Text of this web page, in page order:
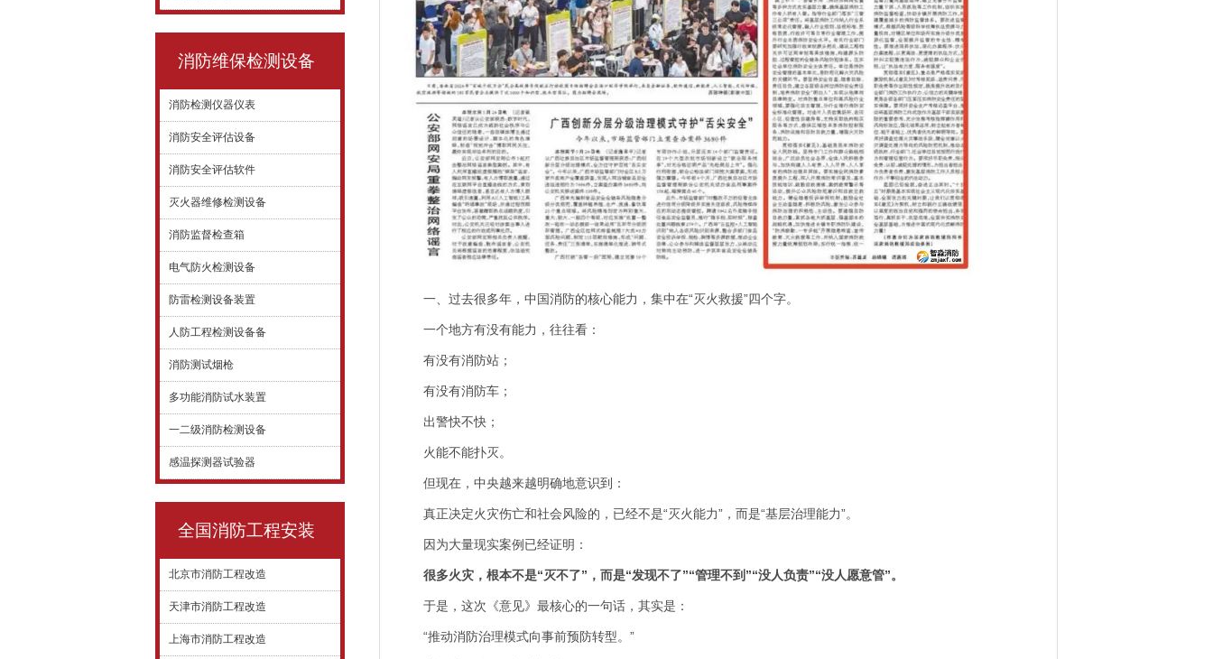
一、过去很多年，中国消防的核心能力，集中在“灭火救援”四个字。
一个地方有没有能力，往往看：
有没有消防站；
有没有消防车；
出警快不快；
火能不能扑灭。
但现在，中央越来越明确地意识到：
真正决定火灾伤亡和社会风险的，已经不是“灭火能力”，而是“基层治理能力”。
因为大量现实案例已经证明：
很多火灾，根本不是“灭不了”，而是“发现不了”“管理不到”“没人负责”“没人愿意管”。
于是，这次《意见》最核心的一句话，其实是：
“推动消防治理模式向事前预防转型。”
消防维保检测设备
消防检测仪器仪表
消防安全评估设备
消防安全评估软件
灭火器维修检测设备
消防监督检查箱
电气防火检测设备
防雷检测设备装置
人防工程检测设备备
消防测试烟枪
多功能消防试水装置
一二级消防检测设备
感温探测器试验器
全国消防工程安装
北京市消防工程改造
天津市消防工程改造
上海市消防工程改造